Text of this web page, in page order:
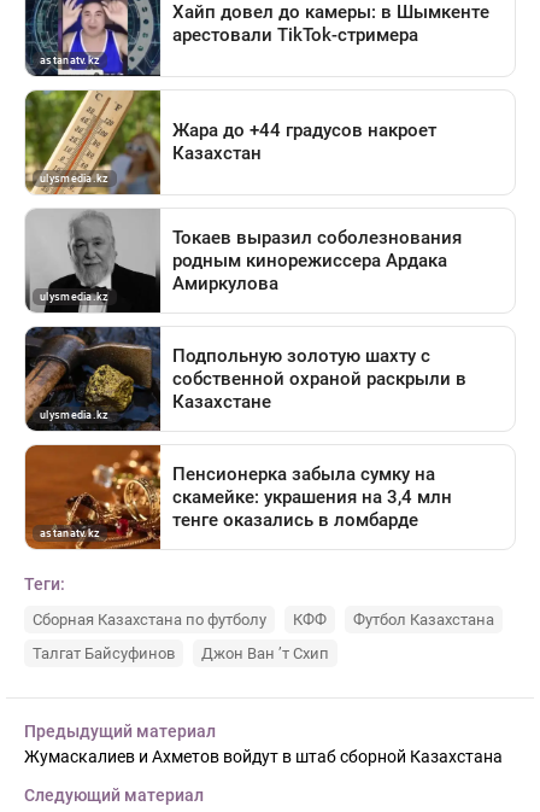
Теги:
Сборная Казахстана по футболу КФФ
Футбол Казахстана
Талгат Байсуфинов
Джон Ван ’т Схип
Предыдущий материал
Жумаскалиев и Ахметов войдут в штаб сборной Казахстана
Следующий материал